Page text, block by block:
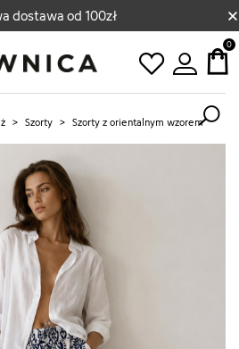
dostawa od 100zł ×
0
> Szorty > Szorty z orientalnym wzorem